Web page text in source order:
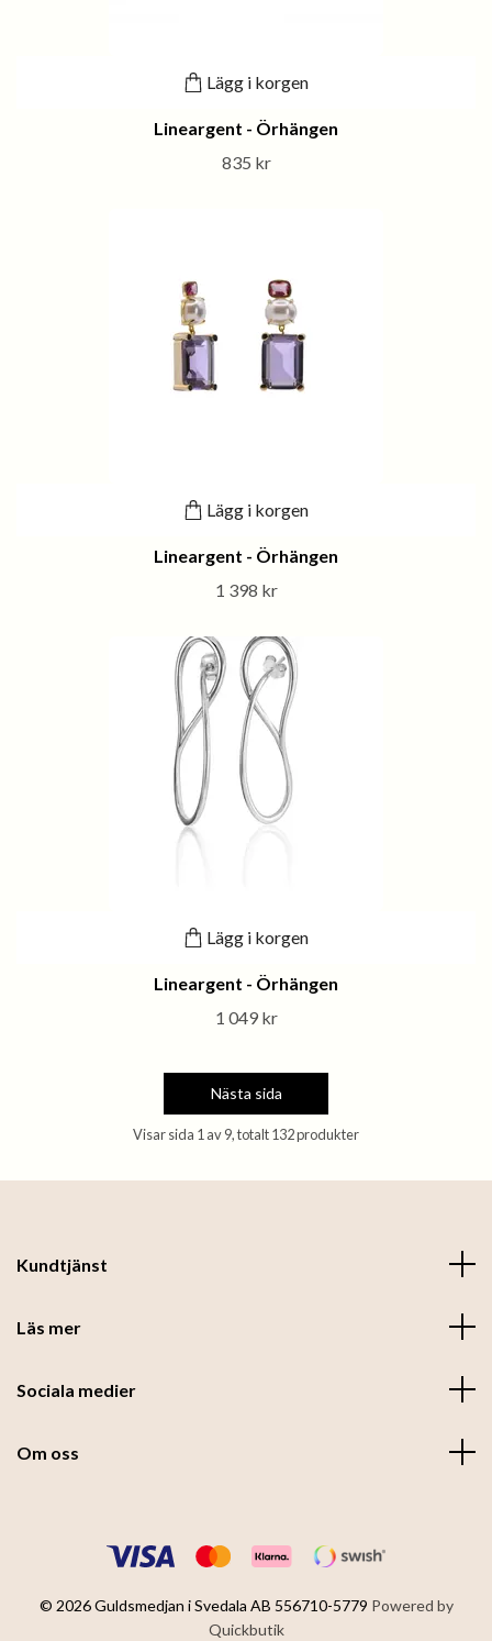
Lägg i korgen
Lineargent - Örhängen
835 kr
Lägg i korgen
Lineargent - Örhängen
1 398 kr
Lägg i korgen
Lineargent - Örhängen
1 049 kr
Nästa sida
Visar sida 1 av 9, totalt 132 produkter
Kundtjänst
Läs mer
Sociala medier
Om oss
© 2026 Guldsmedjan i Svedala AB 556710-5779 Powered by
Quickbutik